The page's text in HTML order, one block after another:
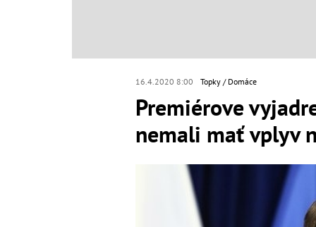
16.4.2020 8:00 Topky Domáce
Premiérove
nemali mať vplyv